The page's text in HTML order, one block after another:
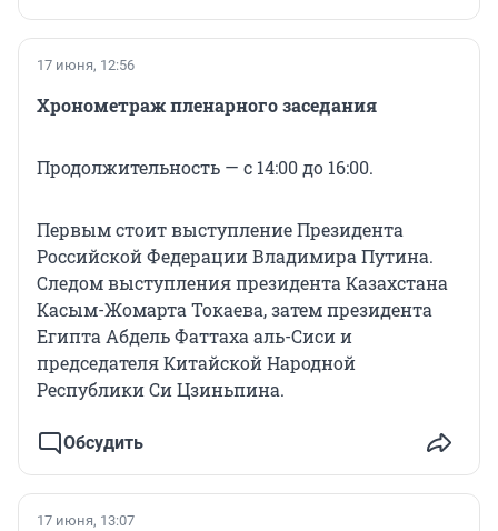
17 июня, 12:56
Хронометраж пленарного заседания
Продолжительность — с 14:00 до 16:00.
Первым стоит выступление Президента
Российской Федерации Владимира Путина.
Следом выступления президента Казахстана
Касым-Жомарта Токаева, затем президента
Египта Абдель Фаттаха аль-Сиси и
председателя Китайской Народной
Республики Си Цзиньпина.
Обсудить
17 июня, 13:07